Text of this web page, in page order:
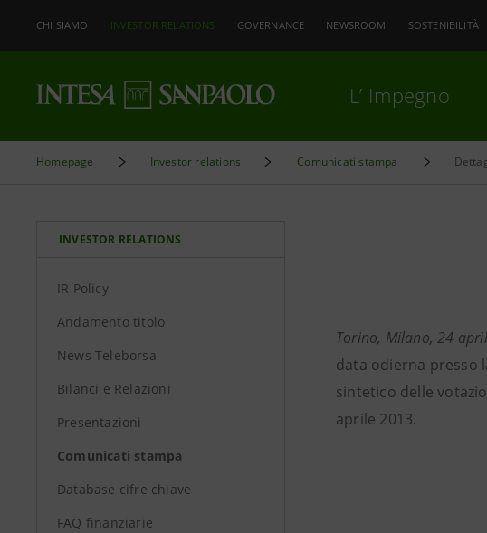
CHI SIAMO INVESTOR RELATIONS GOVERNANCE NEWSROOM SOSTENIBILITÀ
L’ Impegno
Homepage Investor relations Comunicati stampa
INVESTOR RELATIONS
IR Policy
Andamento titolo
News Teleborsa
Bilanci e Relazioni
Presentazioni
Comunicati stampa
Database cifre chiave
FAQ finanziarie
Torino, Milano, 24
data odierna presso
sintetico delle
aprile 2013.